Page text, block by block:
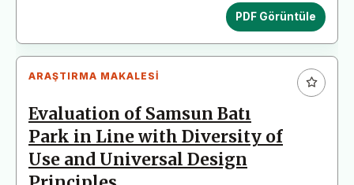
PDF Görüntüle
ARAŞTIRMA MAKALESI
Evaluation of Samsun Batı
Park in Line with Diversity of
Use and Universal Design